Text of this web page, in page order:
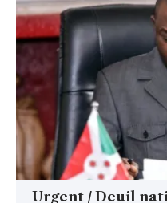
Urgent / Deuil